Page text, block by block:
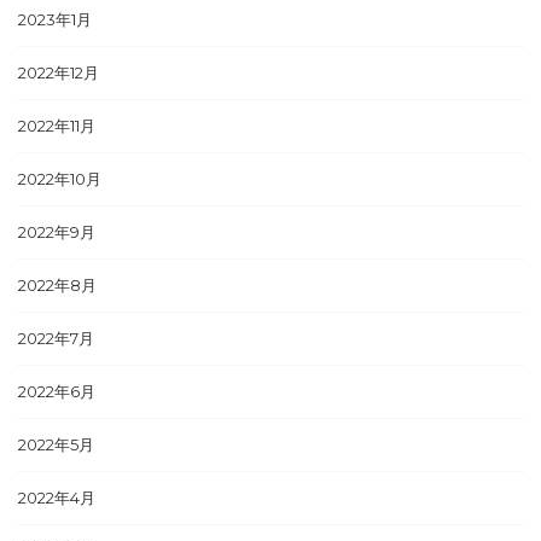
2023年1月
2022年12月
2022年11月
2022年10月
2022年9月
2022年8月
2022年7月
2022年6月
2022年5月
2022年4月